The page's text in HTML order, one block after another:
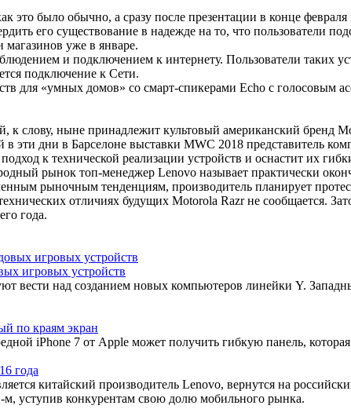
это было обычно, а сразу после презентации в конце
его существование в надежде на то, что пользователи
уже в январе.
и подключением к интернету. Пользователи таких
подключение к Сети.
для «умных домов» со смарт-спикерами Echo с голосовым
слову, ныне принадлежит культовый американский бренд
эти дни в Барселоне выставки MWC 2018 представитель
к технической реализации устройств и оснастит их
рынок топ-менеджер Lenovo называет практически
рыночным тенденциям, производитель планирует
отличиях будущих Motorola Razr не сообщается.
года.
игровых устройств
вести над созданием новых компьютеров линейки Y.
по краям экран
iPhone 7 от Apple может получить гибкую панель,
года
китайский производитель Lenovo, вернутся на
м, уступив конкурентам свою долю мобильного рынка.